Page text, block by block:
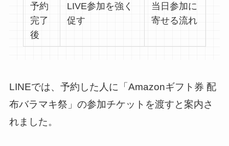
予約
完了
後
LIVE参加を強く
促す
当日参加に
寄せる流れ
LINEでは、予約した人に「Amazonギフト券 配
布バラマキ祭」の参加チケットを渡すと案内さ
れました。